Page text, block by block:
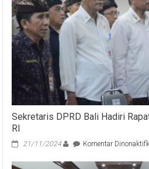
Sekretaris DPRD Bali Hadiri
RI
21/11/2024 Komentar